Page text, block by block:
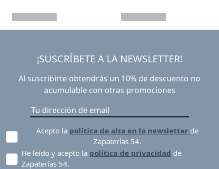
¡SUSCRÍBETE A LA NEWSLETTER!
Al suscribirte obtendrás un 10% de descuento no
acumulable con otras promociones
Acepto la política de alta en la newsletter de
Zapaterías 54.
He leído y acepto la política de privacidad de
Zapaterías 54.